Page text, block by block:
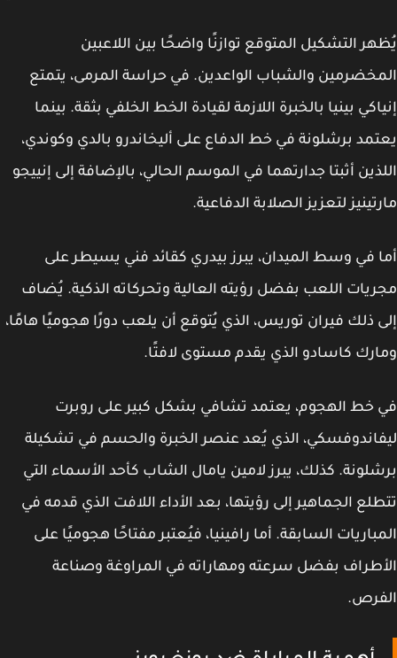
التشكيل المتوقع توازنًا واضحًا بين اللاعبين
والشباب الواعدين. في حراسة المرمى، يتمتع
بينيا بالخبرة اللازمة لقيادة الخط الخلفي بثقة. بينما
برشلونة في خط الدفاع على أليخاندرو بالدي وكوندي،
أثبتا جدارتهما في الموسم الحالي، بالإضافة إلى إنييجو
لتعزيز الصلابة الدفاعية.
في وسط الميدان، يبرز بيدري كقائد فني يسيطر على
اللعب بفضل رؤيته العالية وتحركاته الذكية. يُضاف
ذلك فيران توريس، الذي يُتوقع أن يلعب دورًا هجوميًا هامًا،
كاسادو الذي يقدم مستوى لافتًا.
خط الهجوم، يعتمد تشافي بشكل كبير على روبرت
الذي يُعد عنصر الخبرة والحسم في تشكيلة
كذلك، يبرز لامين يامال الشاب كأحد الأسماء التي
الجماهير إلى رؤيتها، بعد الأداء اللافت الذي قدمه في
السابقة. أما رافينيا، فيُعتبر مفتاحًا هجوميًا على
بفضل سرعته ومهاراته في المراوغة وصناعة